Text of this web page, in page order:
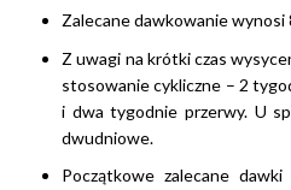
Zalecane dawkowanie
Z uwagi na krótki czas
stosowanie cykliczne – 2
i dwa tygodnie przerwy. U
dwudniowe.
Początkowe zalecane